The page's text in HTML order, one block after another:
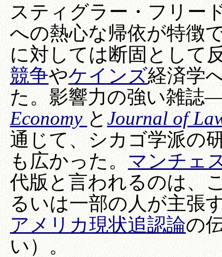
スティグラー・フリー
への熱心な帰依が特徴
に対しては断固として
競争やケインズ経済学
た。影響力の強い雑
EconomyとJournal of
通じて、シカゴ学派の
も広かった。マンチェ
代版と言われるのは、
るいは一部の人が主張
アメリカ現状追認論の
い）。